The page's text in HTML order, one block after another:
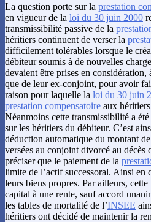
La question porte sur la prestation
en vigueur de la loi du 30 juin 2000
transmissibilité passive de la
héritiers continuent de verser la
difficilement tolérables lorsque le
débiteur soumis à de nouvelles
devaient être prises en considération,
que de leur ex-conjoint, pour avoir
raison pour laquelle la loi du 30 juin
prestation compensatoire aux
Néanmoins cette transmissibilité a
sur les héritiers du débiteur. C’est
déduction automatique du montant
versées au conjoint divorcé au décès
préciser que le paiement de la
limite de l’actif successoral. Ainsi en
leurs biens propres. Par ailleurs,
capital à une rente, sauf accord
les tables de mortalité de l’INSEE
héritiers ont décidé de maintenir la